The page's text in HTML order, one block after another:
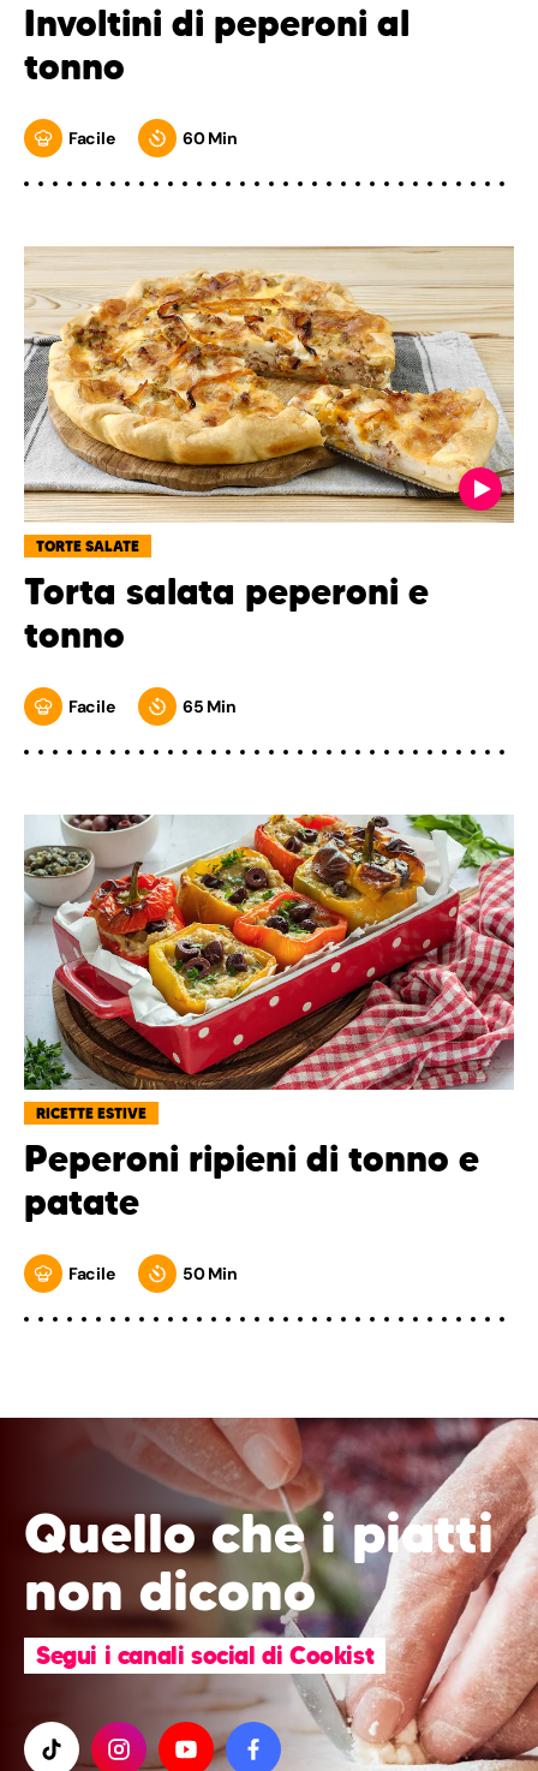
Involtini di peperoni al
tonno
Facile 60 Min
TORTE SALATE
Torta salata peperoni e
tonno
Facile 65 Min
RICETTE ESTIVE
Peperoni ripieni di tonno e
patate
Facile 50 Min
Quello che i piatti
non dicono
Segui i canali social di Cookist